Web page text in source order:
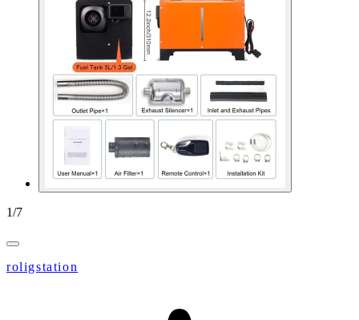
1/7
roligstation